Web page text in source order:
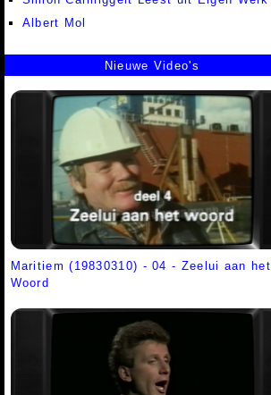
Albert Mol
Nieuwe Video's
Maritiem (19830310) - 04 - Zeelui aan het
Woord